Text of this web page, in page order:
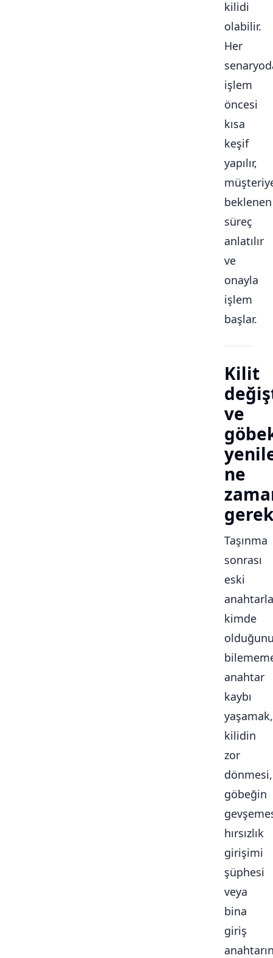
kilidi
olabilir.
Her
işlem
öncesi
kısa
keşif
yapılır,
beklenen
süreç
anlatılır
ve
onayla
işlem
başlar.
Kilit
ve
ne
Taşınma
sonrası
eski
kimde
anahtar
kaybı
yaşamak,
kilidin
zor
dönmesi,
göbeğin
hırsızlık
girişimi
şüphesi
veya
bina
giriş